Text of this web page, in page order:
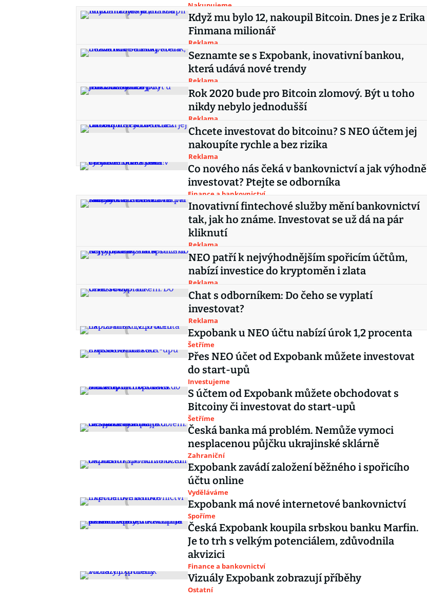
Nakupujeme
Když mu bylo 12, nakoupil Bitcoin. Dnes je z Erika
Finmana milionář
Reklama
Seznamte se s Expobank, inovativní bankou,
která udává nové trendy
Reklama
Rok 2020 bude pro Bitcoin zlomový. Být u toho
nikdy nebylo jednodušší
Reklama
Chcete investovat do bitcoinu? S NEO účtem jej
nakoupíte rychle a bez rizika
Reklama
Co nového nás čeká v bankovnictví a jak výhodně
investovat? Ptejte se odborníka
Finance a bankovnictví
Inovativní fintechové služby mění bankovnictví
tak, jak ho známe. Investovat se už dá na pár
kliknutí
Reklama
NEO patří k nejvýhodnějším spořicím účtům,
nabízí investice do kryptoměn i zlata
Reklama
Chat s odborníkem: Do čeho se vyplatí
investovat?
Reklama
Expobank u NEO účtu nabízí úrok 1,2 procenta
Šetříme
Přes NEO účet od Expobank můžete investovat
do start-upů
Investujeme
S účtem od Expobank můžete obchodovat s
Bitcoiny či investovat do start-upů
Šetříme
Česká banka má problém. Nemůže vymoci
nesplacenou půjčku ukrajinské sklárně
Zahraniční
Expobank zavádí založení běžného i spořicího
účtu online
Vyděláváme
Expobank má nové internetové bankovnictví
Spoříme
Česká Expobank koupila srbskou banku Marfin.
Je to trh s velkým potenciálem, zdůvodnila
akvizici
Finance a bankovnictví
Vizuály Expobank zobrazují příběhy
Ostatní